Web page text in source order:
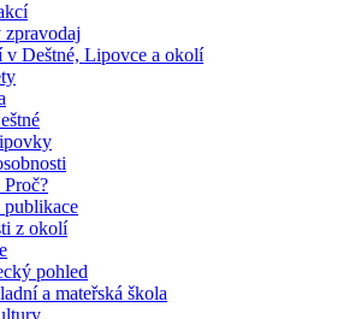
zpravodaj
v Deštné, Lipovce a okolí
Proč?
publikace
z okolí
pohled
a mateřská škola